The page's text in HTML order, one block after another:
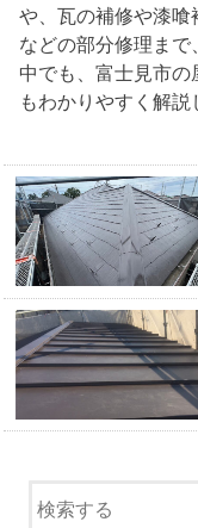
や、瓦の補修や漆
などの部分修理ま
中でも、富士見市
もわかりやすく解説